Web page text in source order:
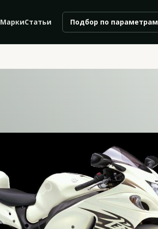
МаркиСтатьи Подбор по параметрам